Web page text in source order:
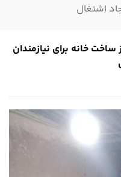
اشتغال
خانه برای نیازمندان